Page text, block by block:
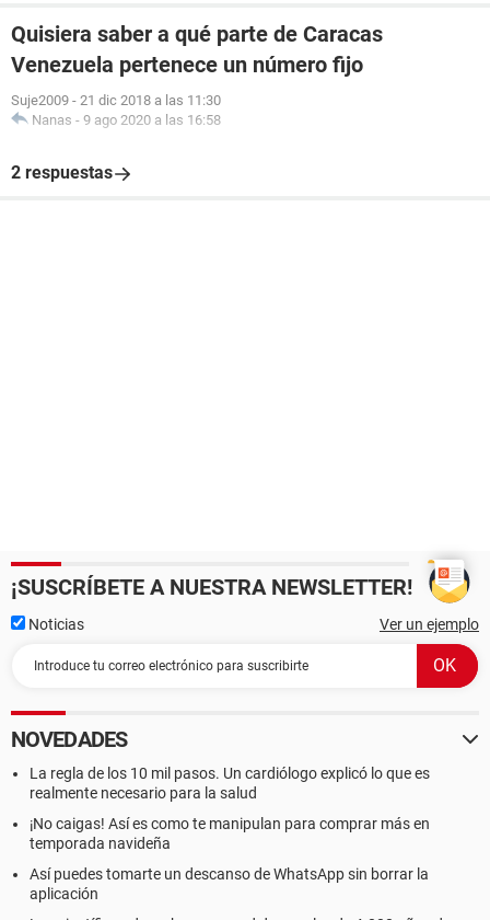
Quisiera saber a qué parte de Caracas
Venezuela pertenece un número fijo
Suje2009 - 21 dic 2018 a las 11:30
Nanas - 9 ago 2020 a las 16:58
2 respuestas
¡SUSCRÍBETE A NUESTRA NEWSLETTER!
Noticias Ver un ejemplo
NOVEDADES
La regla de los 10 mil pasos. Un cardiólogo explicó lo que es
realmente necesario para la salud
¡No caigas! Así es como te manipulan para comprar más en
temporada navideña
Así puedes tomarte un descanso de WhatsApp sin borrar la
aplicación